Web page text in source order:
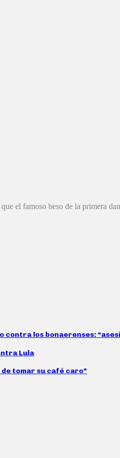
el famoso beso de la primera
los bonaerenses:
Lula
de tomar su café caro”